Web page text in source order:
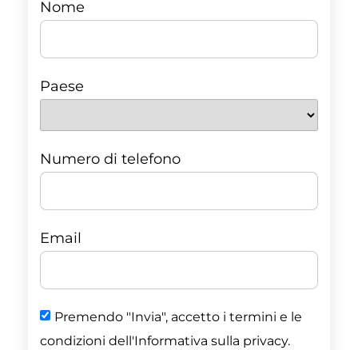
Nome
Paese
Numero di telefono
Email
Premendo "Invia", accetto i termini e le
condizioni dell'Informativa sulla privacy.